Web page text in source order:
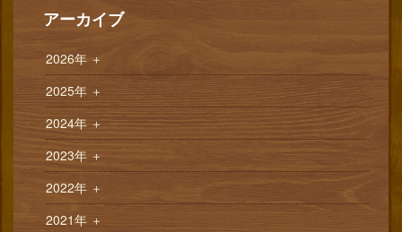
アーカイブ
2026年 ＋
2025年 ＋
2024年＋
2023年 ＋
2022年 ＋
2021年 ＋